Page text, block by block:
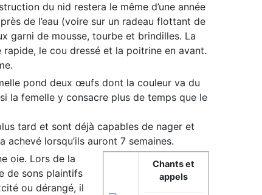
du nid restera le même d’une année
de l’eau (voire sur un radeau flottant de
garni de mousse, tourbe et brindilles. La
le cou dressé et la poitrine en avant.
pond deux œufs dont la couleur va du
la femelle y consacre plus de temps que le
tard et sont déjà capables de nager et
lorsqu’ils auront 7 semaines.
Chants et
appels
oie. Lors de la
de sons plaintifs
ou dérangé, il